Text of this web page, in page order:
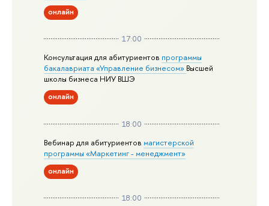
онлайн
17:00
Консультация для абитуриентов программы
бакалавриата «Управление бизнесом» Высшей
школы бизнеса НИУ ВШЭ
онлайн
18:00
Вебинар для абитуриентовмагистерской
программы «Маркетинг - менеджмент»
онлайн
18:00